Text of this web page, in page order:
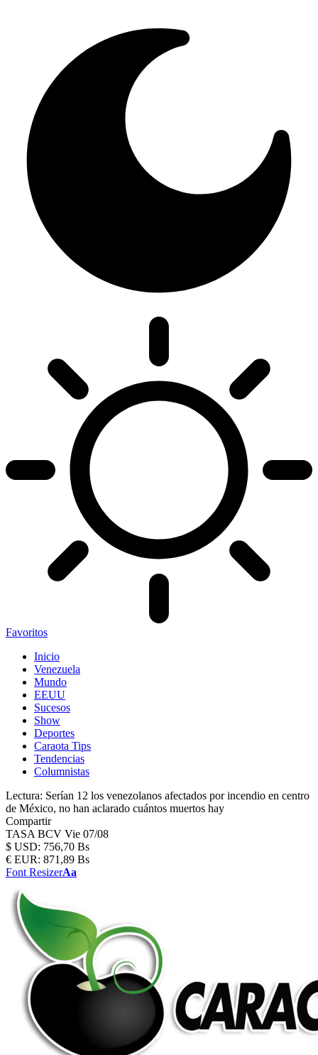
Favoritos
Inicio
Venezuela
Mundo
EEUU
Sucesos
Show
Deportes
Caraota Tips
Tendencias
Columnistas
Lectura: Serían 12 los venezolanos afectados por incendio en centro
de México, no han aclarado cuántos muertos hay
Compartir
TASA BCV Vie 07/08
$ USD: 756,70 Bs
€ EUR: 871,89 Bs
Font ResizerAa